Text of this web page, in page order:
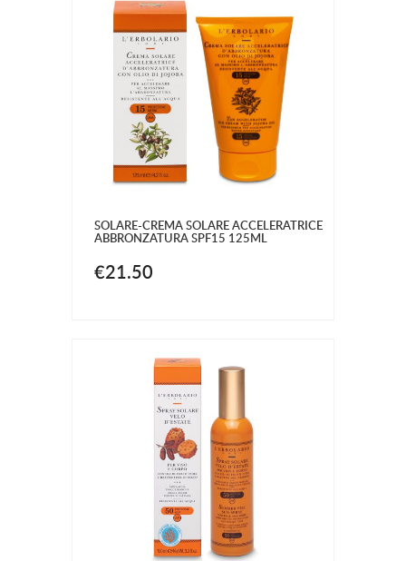
SOLARE-CREMA SOLARE ACCELERATRICE
ABBRONZATURA SPF15 125ML
€21.50